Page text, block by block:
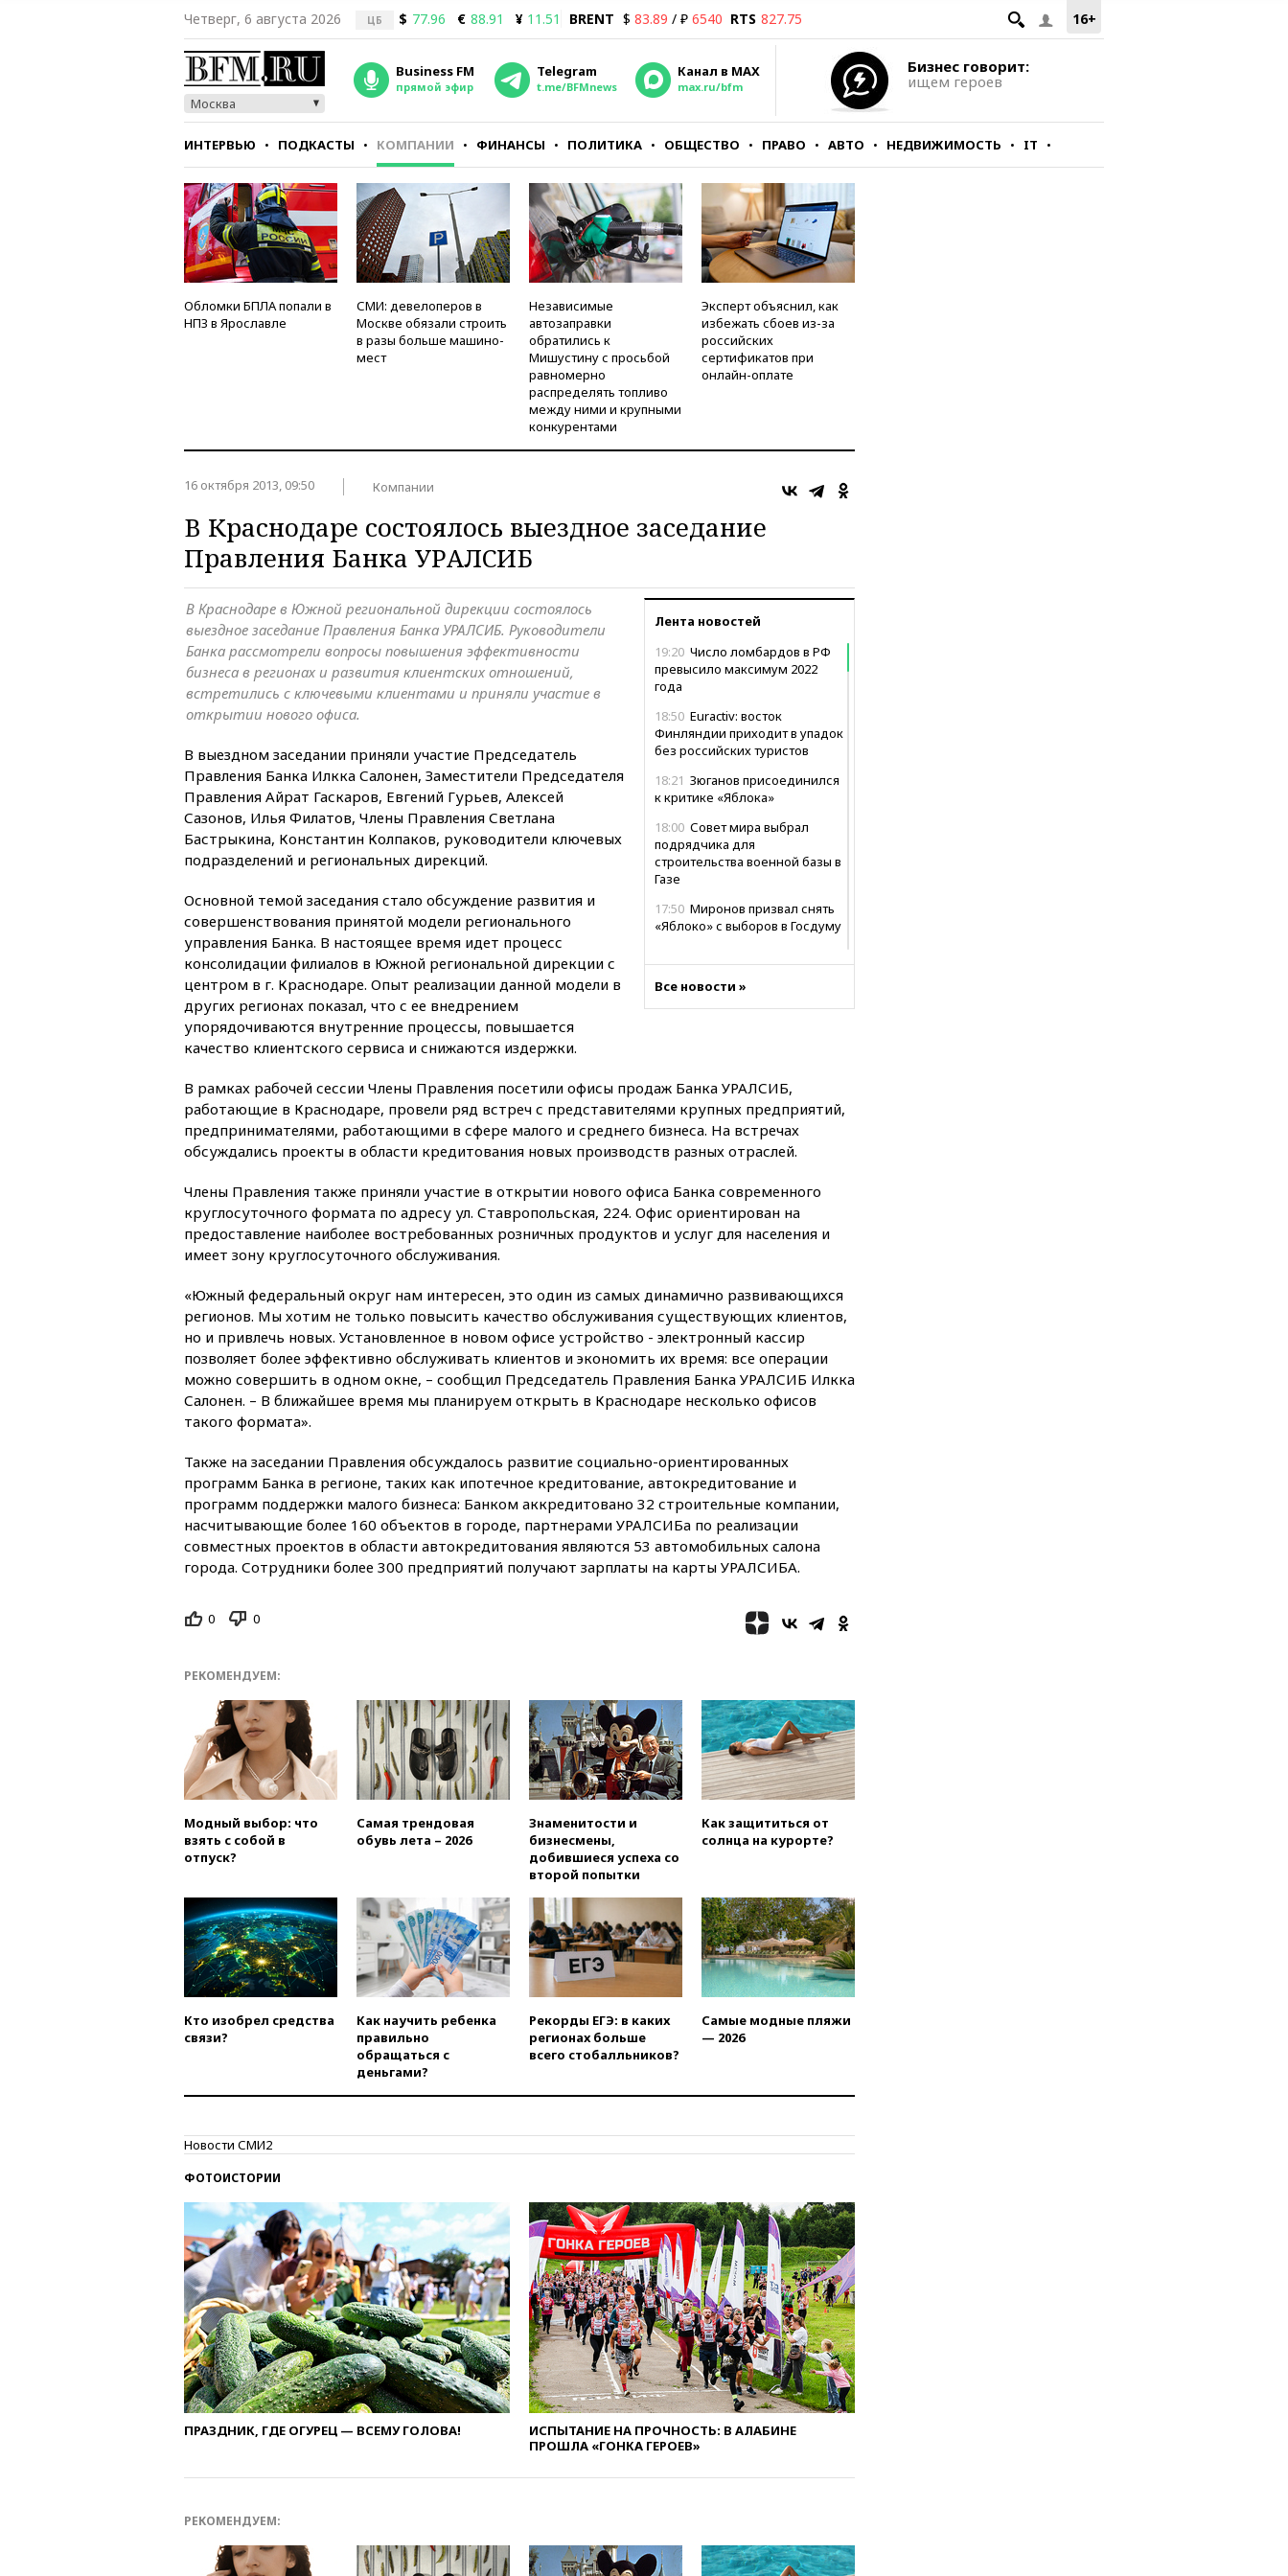
16+
Четверг, 6 августа 2026 ЦБ $ 77.96 € 88.91 ¥ 11.51 BRENT $ 83.89 / ₽ 6540 RTS 827.75
Москва
Business FM
прямой эфир
Telegram
t.me/BFMnews
Канал в MAX
max.ru/bfm
Бизнес говорит:
ищем героев
ИНТЕРВЬЮ ПОДКАСТЫ КОМПАНИИ ФИНАНСЫ ПОЛИТИКА ОБЩЕСТВО ПРАВО АВТО НЕДВИЖИМОСТЬ IT
СТИЛЬ ТЕСТЫ
Обломки БПЛА попали в
НПЗ в Ярославле
СМИ: девелоперов в
Москве обязали строить
в разы больше машино-
мест
Независимые
автозаправки
обратились к
Мишустину с просьбой
равномерно
распределять топливо
между ними и крупными
конкурентами
Эксперт объяснил, как
избежать сбоев из-за
российских
сертификатов при
онлайн-оплате
16 октября 2013, 09:50 Компании
В Краснодаре состоялось выездное заседание
Правления Банка УРАЛСИБ
Лента новостей
19:20 Число ломбардов в РФ
превысило максимум 2022
года
18:50 Euractiv: восток
Финляндии приходит в упадок
без российских туристов
18:21 Зюганов присоединился
к критике «Яблока»
18:00 Совет мира выбрал
подрядчика для
строительства военной базы в
Газе
17:50 Миронов призвал снять
«Яблоко» с выборов в Госдуму
управлении аэропортом
Шереметьево
области
17:25 В аэропортах Сочи и
Геленджика сняты
ограничения
пострадавшему от атак на
склады Wildberries бизнесу
16:55
Экс-директору Popcorn
16:46 ЦБ: международные
резервы России снизились
16:35 На восстановление
Херсонской области направят
гипоаллергенных собак
15:45Спутник «Электро-Л» №
5 введен в эксплуатацию
15:35Два человека погибли
при атаках дронов ВСУ в
Брянской области
зафиксирована вспышка
сальмонеллеза
14:49
Пентагон озаботился
критикой Трампа по поводу
дефицита боеприпасов
14:40
В Германии задержан
оборонном предприятии
14:21
14:19
Масштабный сбой
произошел в рунете
14:14
«Ведомости»: Озон банк
не пострадает от британских
санкций
13:58
Медведев назвал
Японию вассалом США
новый тоннель зеленой ветки
13:38В эфире «Радиостанции
Судного дня» прозвучали три
13:29Восемь человек
пострадали при наезде
автомобиля на толпу в Омске
13:19 WP: Трамп определился
со своим преемником
13:13СК возбудил дело по
факту гибели женщины и
ребенка в Раменском
12:57В Луганске при ракетном
ударе ВСУ по складу
пострадали пять человек
12:44МВД: число
отмыванием денег, достигло
женщина и трехлетний
ребенок погибли при падении
Все новости »
В Краснодаре в Южной региональной дирекции состоялось
выездное заседание Правления Банка УРАЛСИБ. Руководители
Банка рассмотрели вопросы повышения эффективности
бизнеса в регионах и развития клиентских отношений,
встретились с ключевыми клиентами и приняли участие в
открытии нового офиса.
В выездном заседании приняли участие Председатель
Правления Банка Илкка Салонен, Заместители Председателя
Правления Айрат Гаскаров, Евгений Гурьев, Алексей
Сазонов, Илья Филатов, Члены Правления Светлана
Бастрыкина, Константин Колпаков, руководители ключевых
подразделений и региональных дирекций.
Основной темой заседания стало обсуждение развития и
совершенствования принятой модели регионального
управления Банка. В настоящее время идет процесс
консолидации филиалов в Южной региональной дирекции с
центром в г. Краснодаре. Опыт реализации данной модели в
других регионах показал, что с ее внедрением
упорядочиваются внутренние процессы, повышается
качество клиентского сервиса и снижаются издержки.
В рамках рабочей сессии Члены Правления посетили офисы продаж Банка УРАЛСИБ,
работающие в Краснодаре, провели ряд встреч с представителями крупных предприятий,
предпринимателями, работающими в сфере малого и среднего бизнеса. На встречах
обсуждались проекты в области кредитования новых производств разных отраслей.
Члены Правления также приняли участие в открытии нового офиса Банка современного
круглосуточного формата по адресу ул. Ставропольская, 224. Офис ориентирован на
предоставление наиболее востребованных розничных продуктов и услуг для населения и
имеет зону круглосуточного обслуживания.
«Южный федеральный округ нам интересен, это один из самых динамично развивающихся
регионов. Мы хотим не только повысить качество обслуживания существующих клиентов,
но и привлечь новых. Установленное в новом офисе устройство - электронный кассир
позволяет более эффективно обслуживать клиентов и экономить их время: все операции
можно совершить в одном окне, – сообщил Председатель Правления Банка УРАЛСИБ Илкка
Салонен. – В ближайшее время мы планируем открыть в Краснодаре несколько офисов
такого формата».
Также на заседании Правления обсуждалось развитие социально-ориентированных
программ Банка в регионе, таких как ипотечное кредитование, автокредитование и
программ поддержки малого бизнеса: Банком аккредитовано 32 строительные компании,
насчитывающие более 160 объектов в городе, партнерами УРАЛСИБа по реализации
совместных проектов в области автокредитования являются 53 автомобильных салона
города. Сотрудники более 300 предприятий получают зарплаты на карты УРАЛСИБА.
0 0
РЕКОМЕНДУЕМ:
Модный выбор: что
взять с собой в
отпуск?
Самая трендовая
обувь лета – 2026
Знаменитости и
бизнесмены,
добившиеся успеха со
второй попытки
Как защититься от
солнца на курорте?
Кто изобрел средства
связи?
Как научить ребенка
правильно
обращаться с
деньгами?
Рекорды ЕГЭ: в каких
регионах больше
всего стобалльников?
Самые модные пляжи
— 2026
Новости СМИ2
ФОТОИСТОРИИ
ПРАЗДНИК, ГДЕ ОГУРЕЦ — ВСЕМУ ГОЛОВА!
ИСПЫТАНИЕ НА ПРОЧНОСТЬ: В АЛАБИНЕ
ПРОШЛА «ГОНКА ГЕРОЕВ»
РЕКОМЕНДУЕМ: